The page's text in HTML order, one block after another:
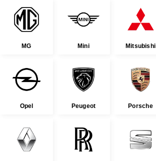
MG Mini Mitsubishi
Opel Peugeot Porsche